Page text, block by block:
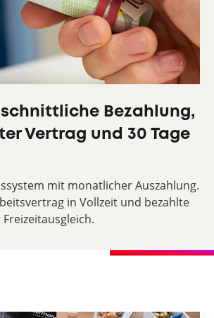
Bezahlung,
Vertrag und 30 Tage
mit monatlicher Auszahlung.
in Vollzeit und bezahlte